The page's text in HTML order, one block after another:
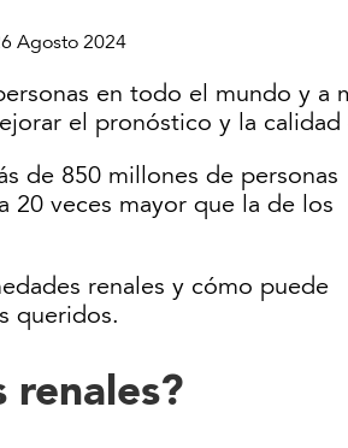
Agosto 2024
en todo el mundo y a
el pronóstico y la
de 850 millones de personas
20 veces mayor que la de los
renales y cómo puede
queridos.
renales?